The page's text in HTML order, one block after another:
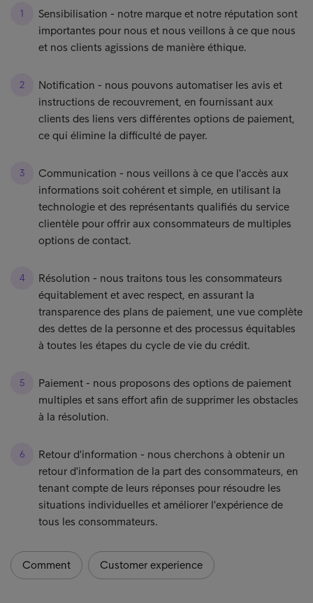
Sensibilisation - notre marque et notre réputation sont
importantes pour nous et nous veillons à ce que nous
et nos clients agissions de manière éthique.
Notification - nous pouvons automatiser les avis et
instructions de recouvrement, en fournissant aux
clients des liens vers différentes options de paiement,
ce qui élimine la difficulté de payer.
Communication - nous veillons à ce que l'accès aux
informations soit cohérent et simple, en utilisant la
technologie et des représentants qualifiés du service
clientèle pour offrir aux consommateurs de multiples
options de contact.
Résolution - nous traitons tous les consommateurs
équitablement et avec respect, en assurant la
transparence des plans de paiement, une vue complète
des dettes de la personne et des processus équitables
à toutes les étapes du cycle de vie du crédit.
Paiement - nous proposons des options de paiement
multiples et sans effort afin de supprimer les obstacles
à la résolution.
Retour d'information - nous cherchons à obtenir un
retour d'information de la part des consommateurs, en
tenant compte de leurs réponses pour résoudre les
situations individuelles et améliorer l'expérience de
tous les consommateurs.
Comment Customer experience